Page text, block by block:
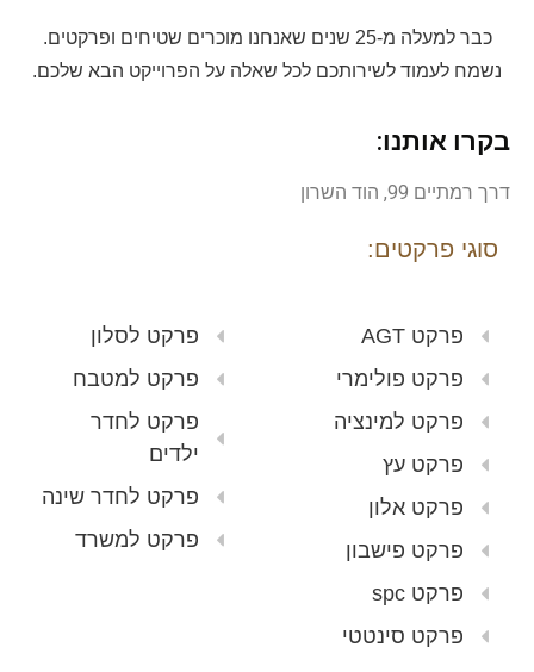
כבר למעלה מ-25 שנים שאנחנו מוכרים שטיחים ופרקטים.
נשמח לעמוד לשירותכם לכל שאלה על הפרוייקט הבא שלכם.
בקרו אותנו:
דרך רמתיים 99, הוד השרון
סוגי פרקטים:
פרקט AGT
פרקט פולימרי
פרקט למינציה
פרקט עץ
פרקט אלון
פרקט פישבון
פרקט spc
פרקט סינטטי
פרקט לסלון
פרקט למטבח
פרקט לחדר
ילדים
פרקט לחדר שינה
פרקט למשרד